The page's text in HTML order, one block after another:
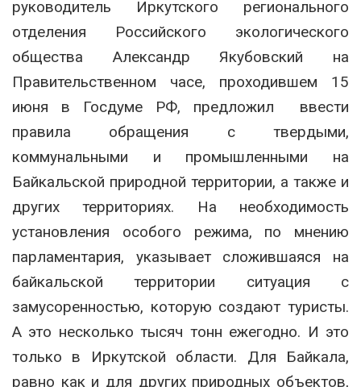
руководитель Иркутского регионального
отделения Российского экологического
общества Александр Якубовский на
Правительственном часе, проходившем 15
июня в Госдуме РФ, предложил ввести
правила обращения с твердыми,
коммунальными и промышленными на
Байкальской природной территории, а также и
других территориях. На необходимость
установления особого режима, по мнению
парламентария, указывает сложившаяся на
байкальской территории ситуация с
замусоренностью, которую создают туристы.
А это несколько тысяч тонн ежегодно. И это
только в Иркутской области. Для Байкала,
равно как и для других природных объектов,